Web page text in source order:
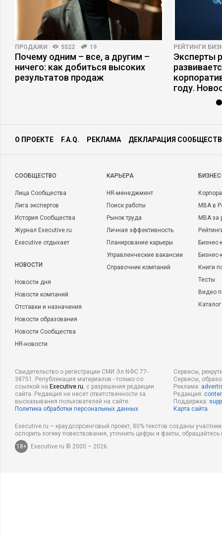
ПРОДАЖИ 5522 19
Почему одним – все, а другим –
ничего: как добиться высоких
результатов продаж
РЕЙТИНГИ
Эксперты
году.
О ПРОЕКТЕ F.A.Q. РЕКЛАМА ДЕКЛАРАЦИЯ
CООБЩЕСТВО
Лица Сообщества
Лига экспертов
История Сообщества
Журнал Executive.ru
Executive отдыхает
НОВОСТИ
Новости дня
Новости компаний
Отставки и назначения
Новости образования
Новости Сообщества
HR-новости
КАРЬЕРА
HR-менеджмент
Поиск работы
Рынок труда
Личная эффективность
Планирование карьеры
Управленческие вакансии
Справочник компаний
MBA в
MBA
Бизнес-
Книги
Тесты
Видео
Свидетельство о регистрации СМИ Эл NФС 77-
38751. Републикация материалов - только со
ссылкой на Executive.ru, с разрешения редакции
сайта. Редакция не несет ответственности за
высказывания пользователей на сайте.
Политика обработки персональных данных
Сервисы,
Сервисы,
Реклама:
Редакция:
Поддержка:
Карта сайта
Executive.ru – краудсорсинговый проект, 80% текстов созданы
оспорить логику повествования, уточнить цифры и факты,
18+
Executive.ru © 2000 – 2026.